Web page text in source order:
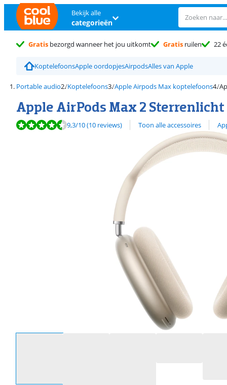
Bekijk alle
categorieën
Gratis bezorgd wanneer het jou uitkomt Gratis ruilen 22
KoptelefoonsApple oordopjesAirpodsAlles van Apple
Portable audio Koptelefoons Apple Airpods Max koptelefoons
Apple AirPods Max 2 Sterrenlicht
Beoordeling is 9,3 van de 10, gebaseerd op 10 reviews.
9,3/10(10 reviews) Toon alle accessoires
Bekijk alle